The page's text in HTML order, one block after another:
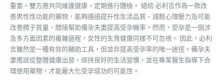
重要。雙方應共同維護健康，定期進行體檢。 總結 必利吉作為一款改
善男性性功能的藥物，能夠通過提升性生活品質、減輕心理壓力及可能
改善精子質量，間接幫助備孕夫妻提高受孕機率。然而，受孕是一個涉
及多方面因素的複雜過程，女性的生育健康同樣不可忽視。 因此，必利
吉雖然是一種有效的輔助工具，但並非提高受孕率的唯一途徑。備孕夫
妻應該從整體健康出發，保持良好的生活習慣，並在專業醫生指導下合
理使用藥物，才能最大化受孕成功的可能性。